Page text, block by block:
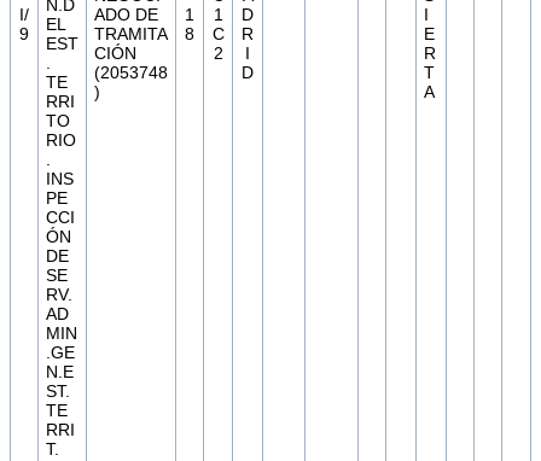
I/
9
N.D
EL
EST
.
TE
RRI
TO
RIO
.
INS
PE
CCI
ÓN
DE
SE
RV.
AD
MIN
.GE
N.E
ST.
TE
RRI
T.
ADO DE
TRAMITA
CIÓN
(2053748
)
1
8
1
C
2
D
R
I
D
I
E
R
T
A